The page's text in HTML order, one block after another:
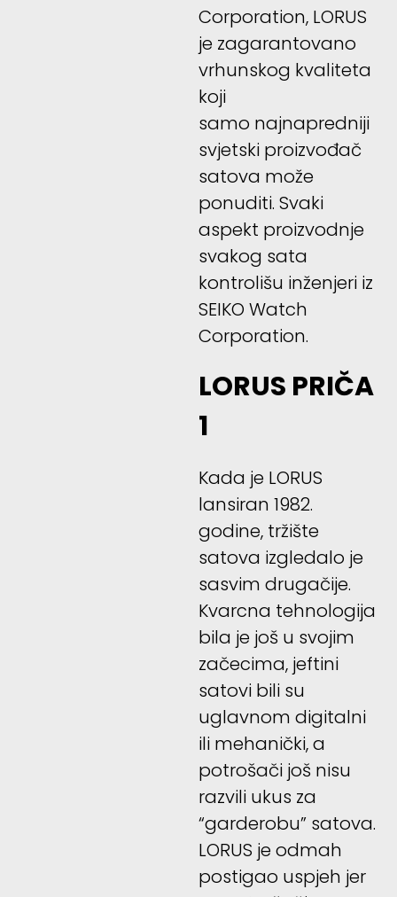
Corporation, LORUS
je zagarantovano
vrhunskog kvaliteta
koji
samo najnapredniji
svjetski proizvođač
satova može
ponuditi. Svaki
aspekt proizvodnje
svakog sata
kontrolišu inženjeri iz
SEIKO Watch
Corporation.
LORUS PRIČA
1
Kada je LORUS
lansiran 1982.
godine, tržište
satova izgledalo je
sasvim drugačije.
Kvarcna tehnologija
bila je još u svojim
začecima, jeftini
satovi bili su
uglavnom digitalni
ili mehanički, a
potrošači još nisu
razvili ukus za
“garderobu” satova.
LORUS je odmah
postigao uspjeh jer